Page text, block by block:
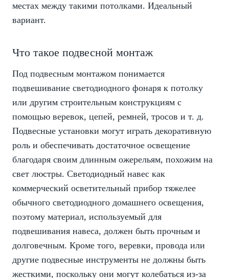
местах между такими потолками. Идеальный
вариант.
Что такое подвесной монтаж
Под подвесным монтажом понимается
подвешивание светодиодного фонаря к потолку
или другим строительным конструкциям с
помощью веревок, цепей, ремней, тросов и т. д.
Подвесные установки могут играть декоративную
роль и обеспечивать достаточное освещение
благодаря своим длинным ожерельям, похожим на
свет люстры. Светодиодный навес как
коммерческий осветительный прибор тяжелее
обычного светодиодного домашнего освещения,
поэтому материал, используемый для
подвешивания навеса, должен быть прочным и
долговечным. Кроме того, веревки, провода или
другие подвесные инструменты не должны быть
жесткими, поскольку они могут колебаться из-за